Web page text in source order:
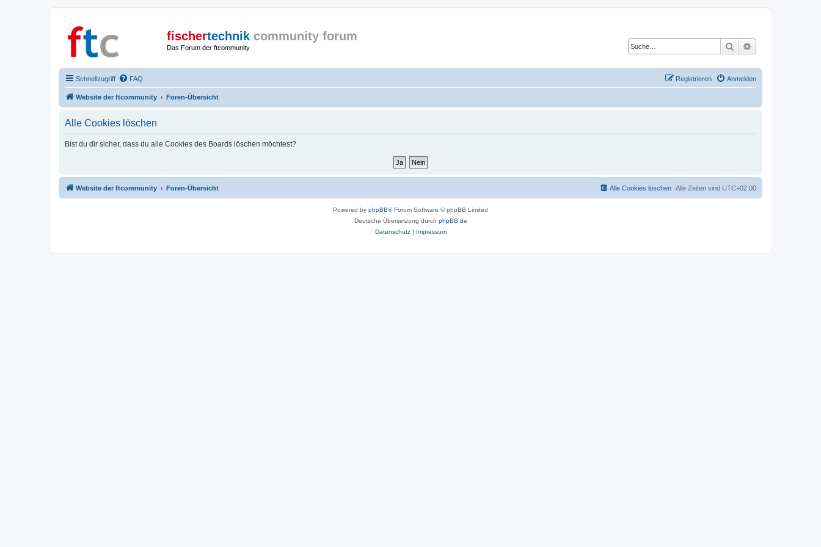
fischertechnik community forum
Das Forum der ftcommunity Suche
Schnellzugriff FAQ Anmelden
Registrieren
Website der ftcommunity Foren-Übersicht
Alle Cookies löschen
Bist du dir sicher, dass du alle Cookies des Boards löschen möchtest?
Website der ftcommunity Foren-Übersicht Alle Zeiten sind UTC+02:00
Alle Cookies löschen
Powered by phpBB® Forum Software © phpBB Limited
Deutsche Übersetzung durch phpBB.de
Datenschutz| Impressum